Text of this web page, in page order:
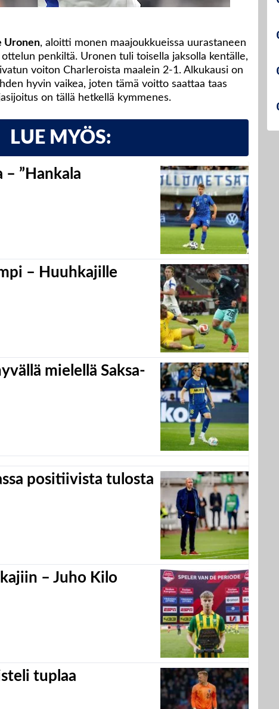
Uronen, aloitti monen maajoukkueissa uurastaneen
penkiltä. Uronen tuli toisella jaksolla kentälle,
voiton Charleroista maalein 2-1. Alkukausi on
hyvin vaikea, joten tämä voitto saattaa taas
on tällä hetkellä kymmenes.
LUE MYÖS:
– ”Hankala
– Huuhkajille
mielellä Saksa-
positiivista tulosta
– Juho Kilo
tuplaa